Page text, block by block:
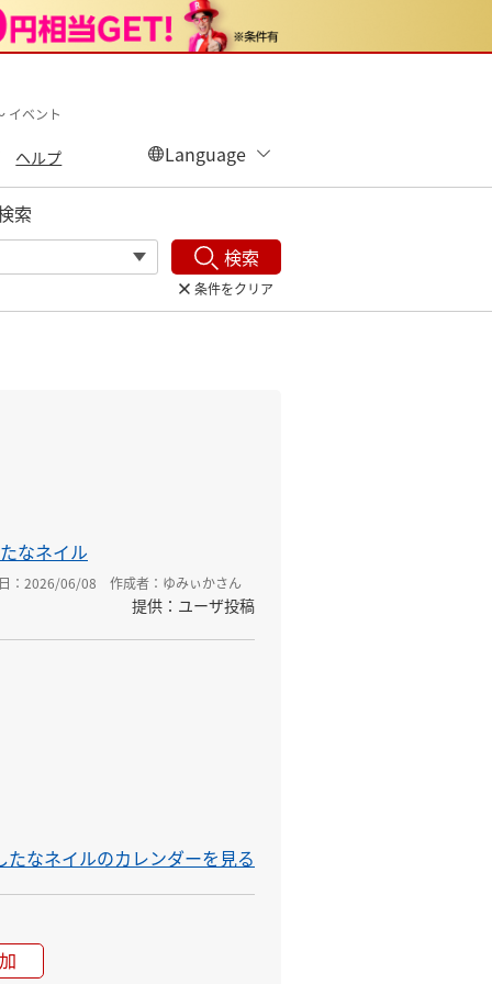
イベント
ヘルプ
索
検索
条件をクリア
なネイル
：2026/06/08 作成者：ゆみぃかさん
提供：ユーザ投稿
たなネイルのカレンダーを見る